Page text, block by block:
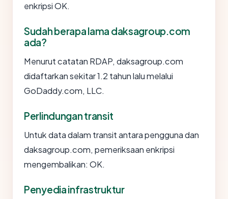
enkripsi OK.
Sudah berapa lama daksagroup.com
ada?
Menurut catatan RDAP, daksagroup.com
didaftarkan sekitar 1.2 tahun lalu melalui
GoDaddy.com, LLC.
Perlindungan transit
Untuk data dalam transit antara pengguna dan
daksagroup.com, pemeriksaan enkripsi
mengembalikan: OK.
Penyedia infrastruktur